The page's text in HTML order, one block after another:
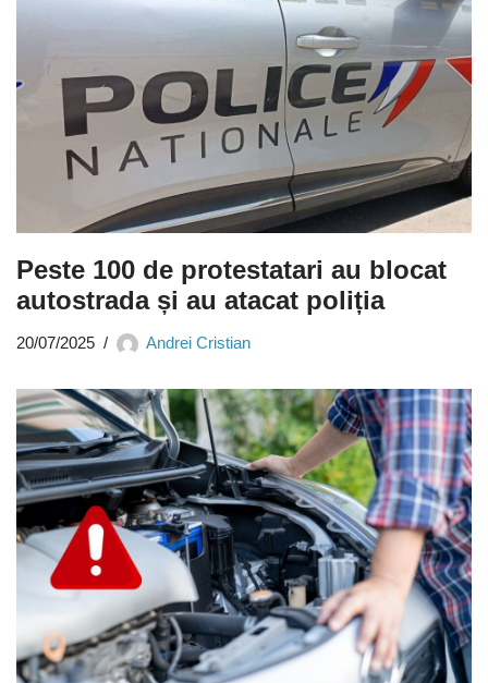
Peste 100 de protestatari au blocat
autostrada și au atacat poliția
20/07/2025 Andrei Cristian